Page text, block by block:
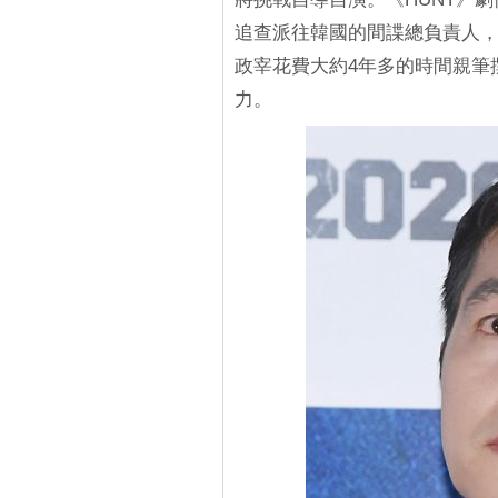
追查派往韓國的間諜總負責人
政宰花費大約4年多的時間親
力。